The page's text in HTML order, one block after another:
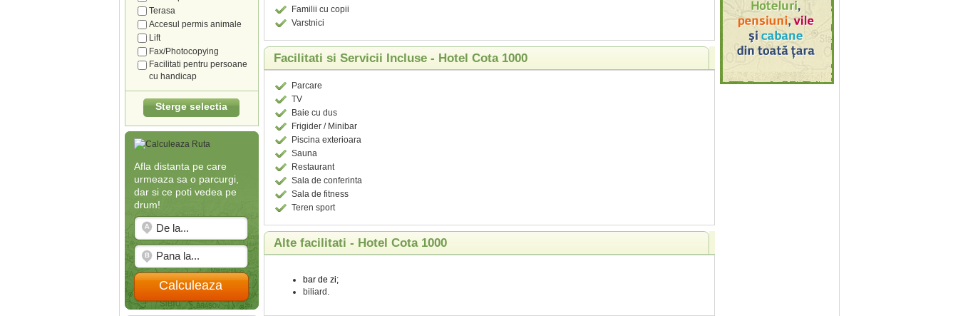
Terasa
Accesul permis animale
Lift
Fax/Photocopying
Facilitati pentru persoane
cu handicap
Sterge selectia
Afla distanta pe care
urmeaza sa o parcurgi,
dar si ce poti vedea pe
drum!
Calculeaza
Familii cu copii
Varstnici
Facilitati si Servicii Incluse - Hotel Cota 1000
Parcare
TV
Baie cu dus
Frigider / Minibar
Piscina exterioara
Sauna
Restaurant
Sala de conferinta
Sala de fitness
Teren sport
Alte facilitati - Hotel Cota 1000
bar de zi;
biliard.